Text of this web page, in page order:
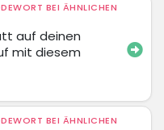
BEI ÄHNLICHEN
auf deinen
mit diesem
BEI ÄHNLICHEN